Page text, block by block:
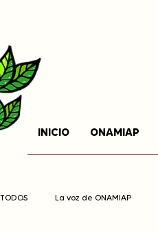
INICIO ONAMIAP
TODOS La voz de ONAMIAP